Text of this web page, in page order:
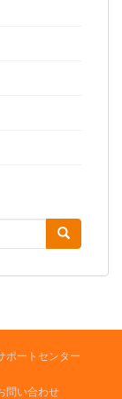
ポートセンター
問い合わせ